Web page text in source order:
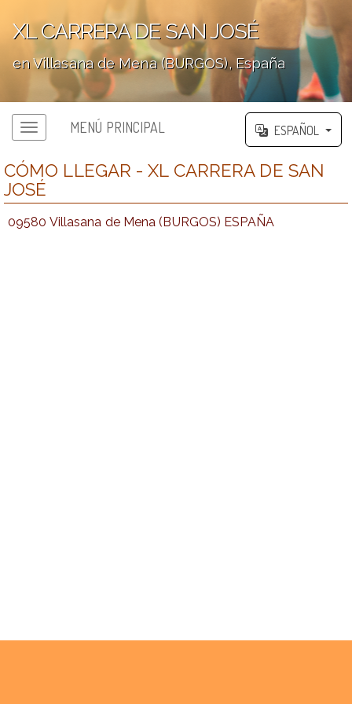
XL CARRERA DE SAN JOSÉ
en Villasana de Mena (BURGOS), España
MENÚ PRINCIPAL ESPAÑOL
CÓMO LLEGAR - XL CARRERA DE SAN
JOSÉ
09580 Villasana de Mena (BURGOS) ESPAÑA